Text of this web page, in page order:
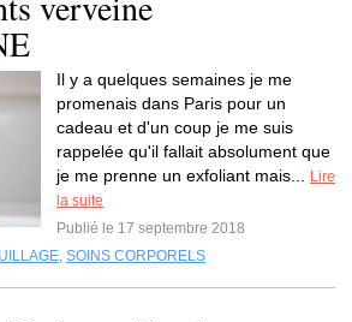
Il y a quelques semaines je me
promenais dans Paris pour un
cadeau et d'un coup je me suis
rappelée qu'il fallait absolument que
je me prenne un exfoliant mais...
Lire
la suite
Publié le 17 septembre 2018
, SOINS CORPORELS